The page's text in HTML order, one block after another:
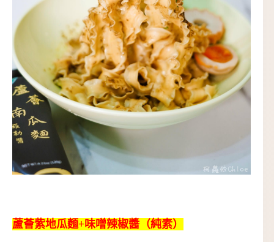
蘆薈紫地瓜麵+味噌辣椒醬（純素）